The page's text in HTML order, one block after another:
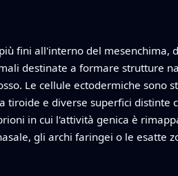
fini all'interno del mesenchima,
destinate a formare strutture
Le cellule ectodermiche sono
e diverse superfici distinte
in cui l'attività genica è
gli archi faringei o le esatte